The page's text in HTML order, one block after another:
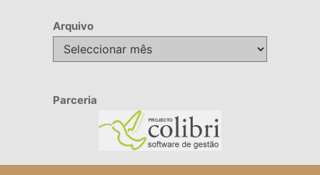
Arquivo
Arquivo
Parceria